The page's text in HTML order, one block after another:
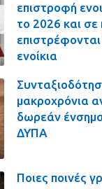
επιστροφή
το 2026 και σε
ενοίκια
μακροχρόνια
δωρεάν
ΔΥΠΑ
Ποιες ποινές